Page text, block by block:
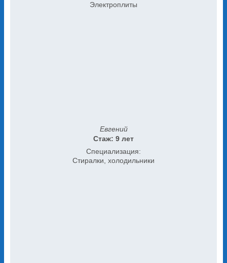
Электроплиты
Евгений
Стаж: 9 лет
Специализация:
Стиралки, холодильники